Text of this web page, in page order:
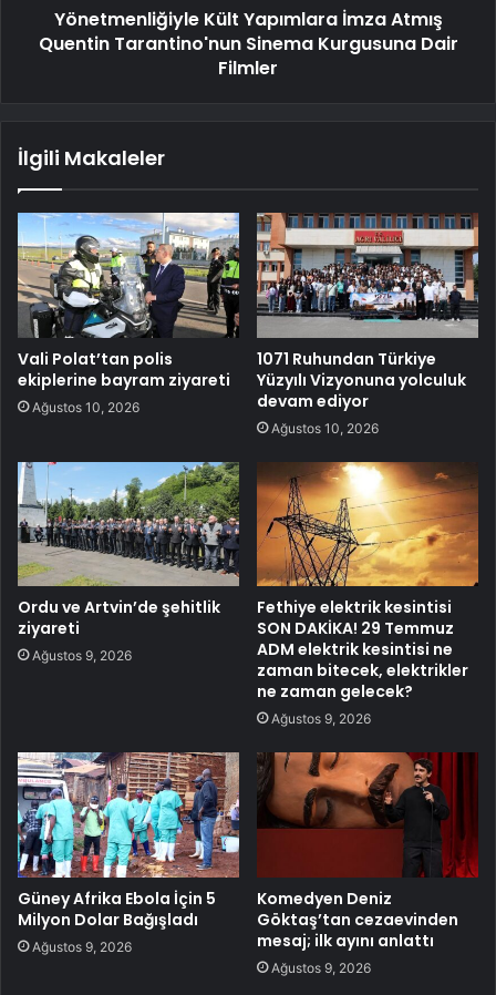
Yönetmenliğiyle Kült Yapımlara İmza Atmış
Quentin Tarantino'nun Sinema Kurgusuna Dair
Filmler
İlgili Makaleler
Vali Polat’tan polis
ekiplerine bayram ziyareti
Ağustos 10, 2026
1071 Ruhundan Türkiye
Yüzyılı Vizyonuna yolculuk
devam ediyor
Ağustos 10, 2026
Ordu ve Artvin’de şehitlik
ziyareti
Ağustos 9, 2026
Fethiye elektrik kesintisi
SON DAKİKA! 29 Temmuz
ADM elektrik kesintisi ne
zaman bitecek, elektrikler
ne zaman gelecek?
Ağustos 9, 2026
Güney Afrika Ebola İçin 5
Milyon Dolar Bağışladı
Ağustos 9, 2026
Komedyen Deniz
Göktaş’tan cezaevinden
mesaj; ilk ayını anlattı
Ağustos 9, 2026